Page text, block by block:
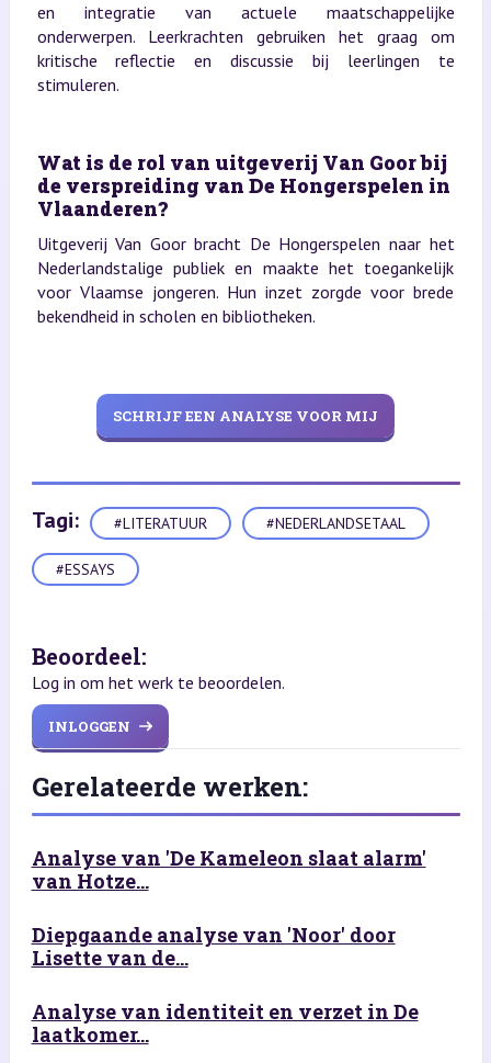
en integratie van actuele maatschappelijke
onderwerpen. Leerkrachten gebruiken het graag om
kritische reflectie en discussie bij leerlingen te
stimuleren.
Wat is de rol van uitgeverij Van Goor bij
de verspreiding van De Hongerspelen in
Vlaanderen?
Uitgeverij Van Goor bracht De Hongerspelen naar het
Nederlandstalige publiek en maakte het toegankelijk
voor Vlaamse jongeren. Hun inzet zorgde voor brede
bekendheid in scholen en bibliotheken.
SCHRIJF EEN ANALYSE VOOR MIJ
Tagi: #LITERATUUR #NEDERLANDSETAAL
#ESSAYS
Beoordeel:
Log in om het werk te beoordelen.
INLOGGEN
Gerelateerde werken:
Analyse van 'De Kameleon slaat alarm'
van Hotze...
Diepgaande analyse van 'Noor' door
Lisette van de...
Analyse van identiteit en verzet in De
laatkomer...